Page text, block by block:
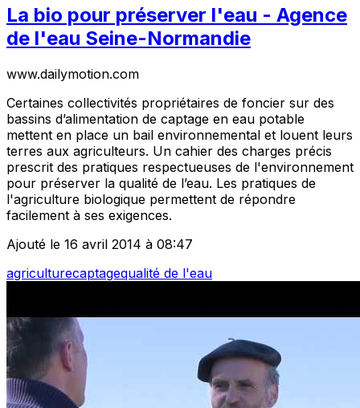
La bio pour préserver l'eau - Agence
de l'eau Seine-Normandie
www.dailymotion.com
Certaines collectivités propriétaires de foncier sur des
bassins d’alimentation de captage en eau potable
mettent en place un bail environnemental et louent leurs
terres aux agriculteurs. Un cahier des charges précis
prescrit des pratiques respectueuses de l'environnement
pour préserver la qualité de l’eau. Les pratiques de
l'agriculture biologique permettent de répondre
facilement à ses exigences.
Ajouté le 16 avril 2014 à 08:47
agriculturecaptagequalité de l'eau